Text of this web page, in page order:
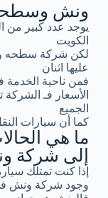
ونش وسطحه
يوجد عدد كبير
الكويت
لكن شركة سطحه
عليها اثنان
فمن ناحية
الأسعار فـ
الجميع
كما أن سيارات النقل
ما هي
إلى شركة
إذا كنت تمتلك
وجود شركة ونش